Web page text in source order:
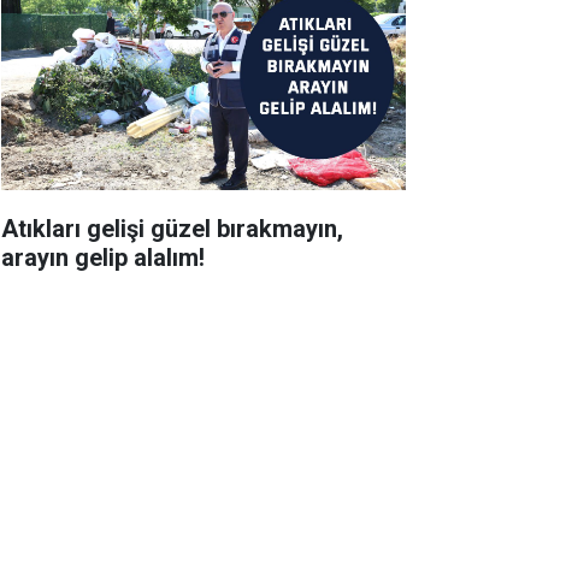
Atıkları gelişi güzel bırakmayın,
arayın gelip alalım!